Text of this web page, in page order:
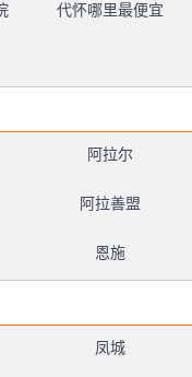
代怀哪里最便宜
阿拉尔
阿拉善盟
恩施
凤城